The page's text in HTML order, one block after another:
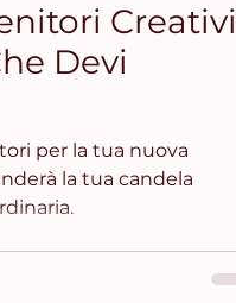
Creativi
Devi
per la tua nuova
la tua candela